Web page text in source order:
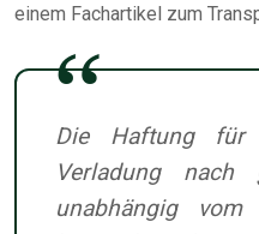
einem Fachartikel zum
Die Haftung für
Verladung
unabhängig vom